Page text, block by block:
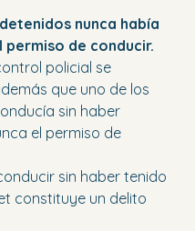
nunca había
de conducir.
policial se
que uno de los
sin haber
el permiso de
sin haber tenido
constituye un delito